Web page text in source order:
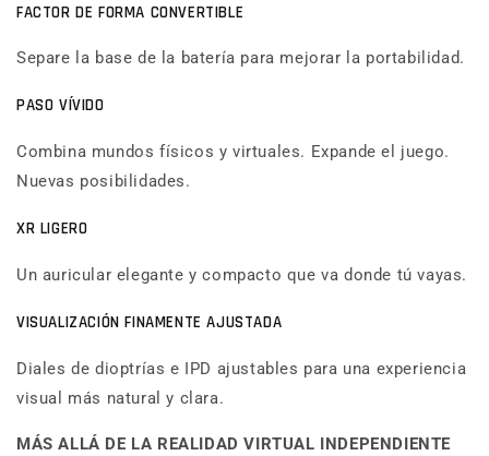
FACTOR DE FORMA CONVERTIBLE
Separe la base de la batería para mejorar la portabilidad.
PASO VÍVIDO
Combina mundos físicos y virtuales. Expande el juego.
Nuevas posibilidades.
XR LIGERO
Un auricular elegante y compacto que va donde tú vayas.
VISUALIZACIÓN FINAMENTE AJUSTADA
Diales de dioptrías e IPD ajustables para una experiencia
visual más natural y clara.
MÁS ALLÁ DE LA REALIDAD VIRTUAL INDEPENDIENTE